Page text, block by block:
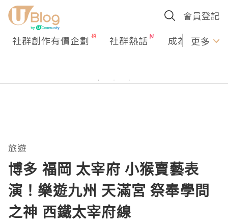
會員登記
社群創作有價企劃 社群熱話 成為U更多
旅遊
博多 福岡 太宰府 小猴賣藝表
演！樂遊九州 天滿宮 祭奉學問
之神 西鐵太宰府線